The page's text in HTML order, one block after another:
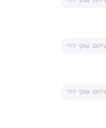
שוקי לרר
שוקי לרר